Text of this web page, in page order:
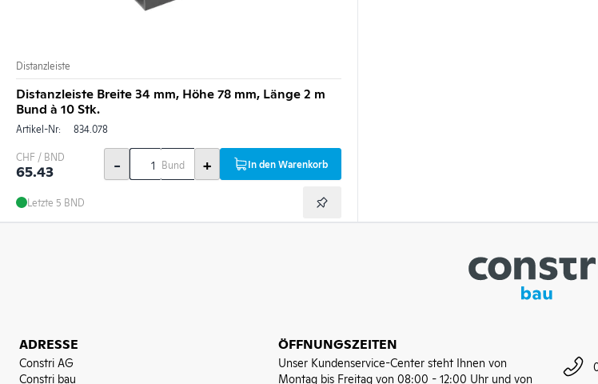
Distanzleiste
Distanzleiste Breite 34 mm, Höhe 78 mm, Länge 2 m
Bund à 10 Stk.
Artikel-Nr: 834.078
CHF / BND
65.43 - Bund + In den Warenkorb
Letzte 5 BND
ADRESSE
Constri AG
Constri bau
ÖFFNUNGSZEITEN
Unser Kundenservice-Center steht Ihnen von
Montag bis Freitag von 08:00 - 12:00 Uhr und von